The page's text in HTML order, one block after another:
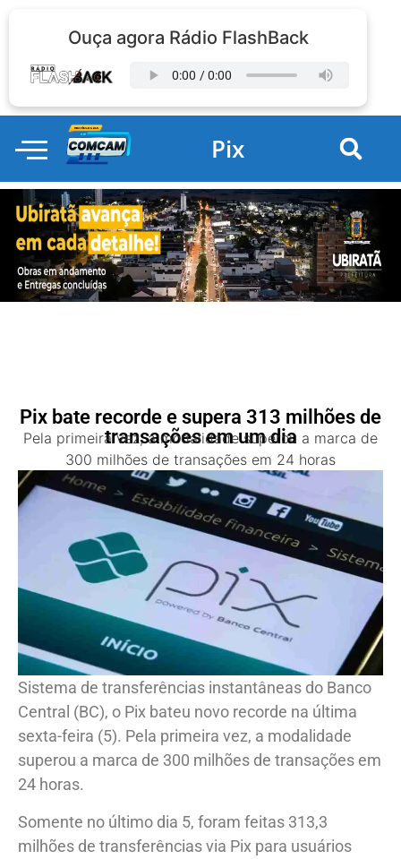
Ouça agora Rádio FlashBack
Pix
Pix bate recorde e supera 313 milhões de
transações em um dia
Pela primeira vez, a modalidade superou a marca de
300 milhões de transações em 24 horas
Sistema de transferências instantâneas do Banco
Central (BC), o Pix bateu novo recorde na última
sexta-feira (5). Pela primeira vez, a modalidade
superou a marca de 300 milhões de transações em
24 horas.
Somente no último dia 5, foram feitas 313,3
milhões de transferências via Pix para usuários